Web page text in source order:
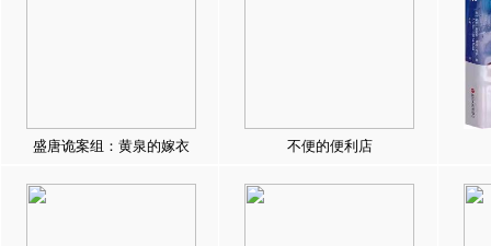
盛唐诡案组：黄泉的嫁衣 不便的便利店